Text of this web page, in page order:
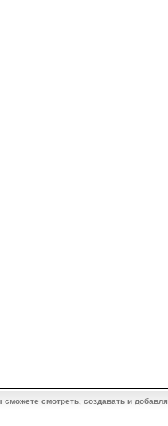
смотреть, создавать и